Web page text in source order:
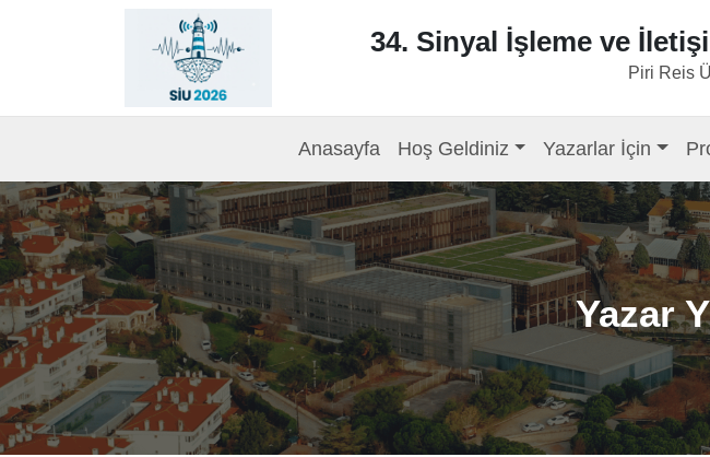
34. Sinyal İşleme ve
Piri Reis
Anasayfa Hoş Geldiniz Yazarlar İçin
Yazar